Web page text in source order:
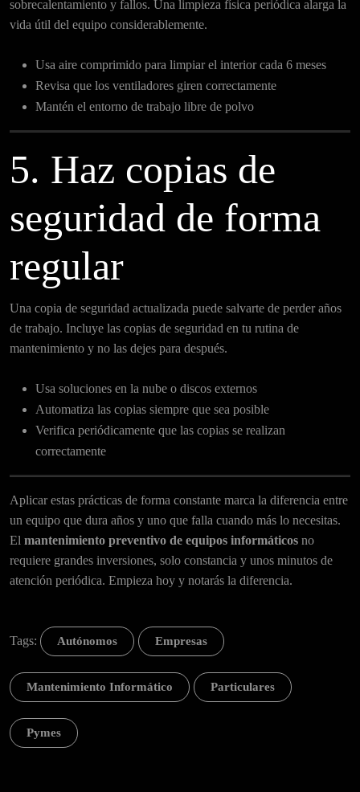
sobrecalentamiento y fallos. Una limpieza física periódica alarga la
vida útil del equipo considerablemente.
Usa aire comprimido para limpiar el interior cada 6 meses
Revisa que los ventiladores giren correctamente
Mantén el entorno de trabajo libre de polvo
5. Haz copias de
seguridad de forma
regular
Una copia de seguridad actualizada puede salvarte de perder años
de trabajo. Incluye las copias de seguridad en tu rutina de
mantenimiento y no las dejes para después.
Usa soluciones en la nube o discos externos
Automatiza las copias siempre que sea posible
Verifica periódicamente que las copias se realizan
correctamente
Aplicar estas prácticas de forma constante marca la diferencia entre
un equipo que dura años y uno que falla cuando más lo necesitas.
El mantenimiento preventivo de equipos informáticos no
requiere grandes inversiones, solo constancia y unos minutos de
atención periódica. Empieza hoy y notarás la diferencia.
Tags: Autónomos Empresas
Mantenimiento Informático Particulares
Pymes